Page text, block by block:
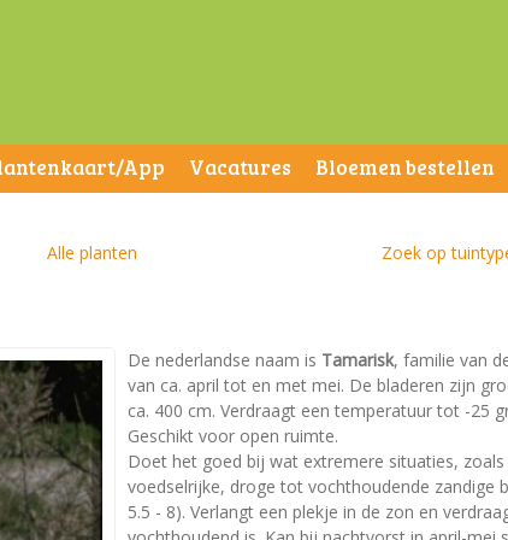
App Vacatures Bloemen bestellen
Alle planten Zoek op
De nederlandse naam is Tamarisk, familie van
van ca. april tot en met mei. De bladeren zijn
ca. 400 cm. Verdraagt een temperatuur tot -25
Geschikt voor open ruimte.
Doet het goed bij wat extremere situaties,
voedselrijke, droge tot vochthoudende zandige
5.5 - 8). Verlangt een plekje in de zon en